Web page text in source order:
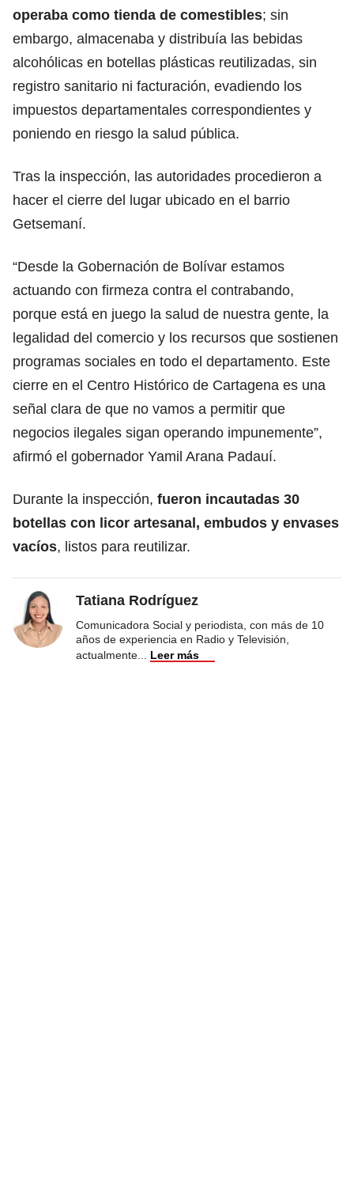
operaba como tienda de comestibles; sin
embargo, almacenaba y distribuía las bebidas
alcohólicas en botellas plásticas reutilizadas, sin
registro sanitario ni facturación, evadiendo los
impuestos departamentales correspondientes y
poniendo en riesgo la salud pública.
Tras la inspección, las autoridades procedieron a
hacer el cierre del lugar ubicado en el barrio
Getsemaní.
“Desde la Gobernación de Bolívar estamos
actuando con firmeza contra el contrabando,
porque está en juego la salud de nuestra gente, la
legalidad del comercio y los recursos que sostienen
programas sociales en todo el departamento. Este
cierre en el Centro Histórico de Cartagena es una
señal clara de que no vamos a permitir que
negocios ilegales sigan operando impunemente”,
afirmó el gobernador Yamil Arana Padauí.
Durante la inspección, fueron incautadas 30
botellas con licor artesanal, embudos y envases
vacíos, listos para reutilizar.
Tatiana Rodríguez
Comunicadora Social y periodista, con más de 10
años de experiencia en Radio y Televisión,
actualmente
Leer más